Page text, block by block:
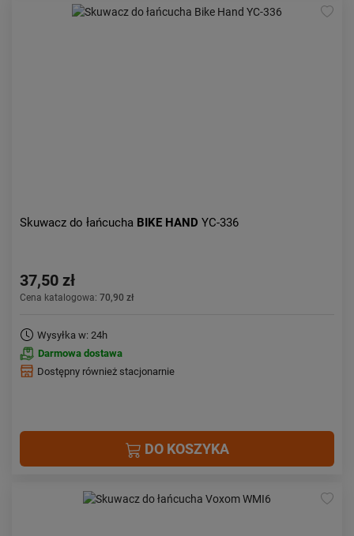
Skuwacz do łańcucha BIKE HAND YC-336
37,50 zł
Cena katalogowa: 70,90 zł
Wysyłka w: 24h
Darmowa dostawa
Dostępny również stacjonarnie
DO KOSZYKA